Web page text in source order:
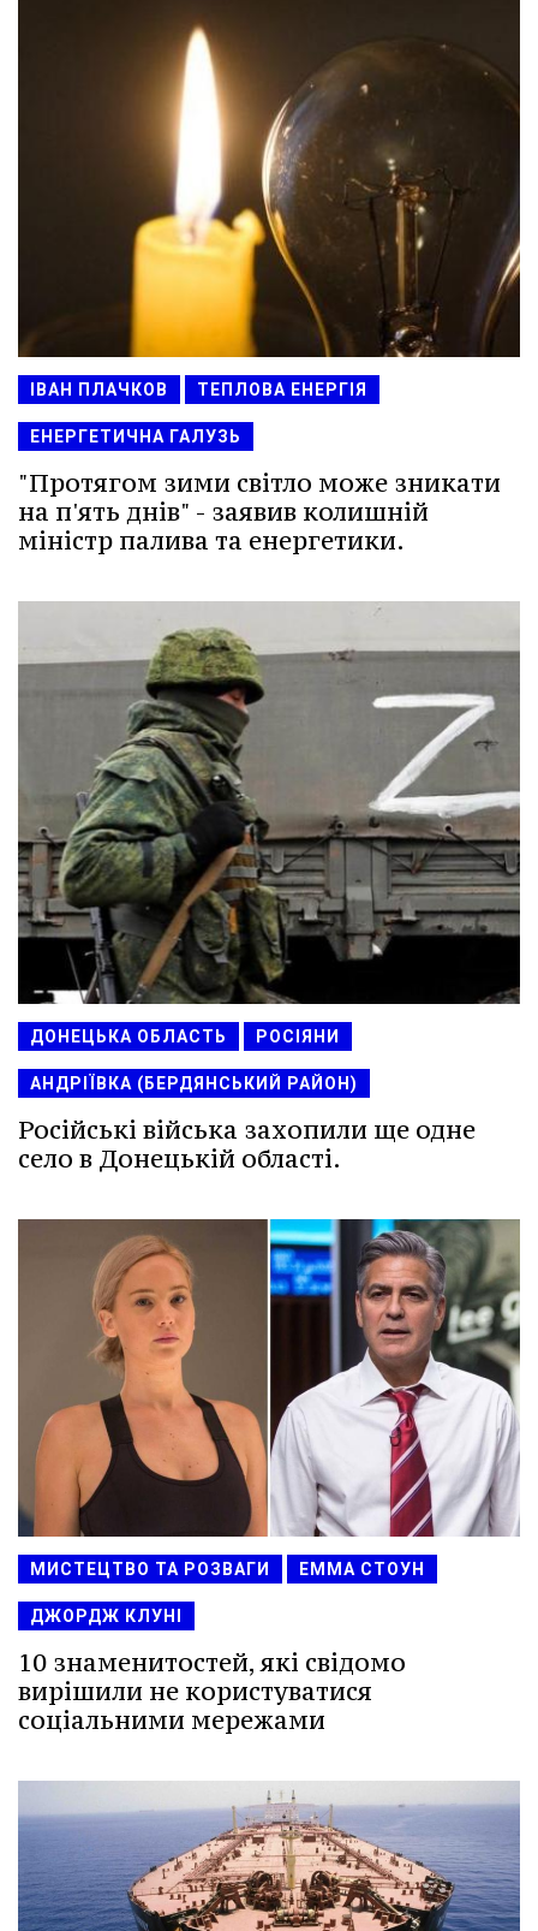
ІВАН ПЛАЧКОВ ТЕПЛОВА ЕНЕРГІЯ
ЕНЕРГЕТИЧНА ГАЛУЗЬ
"Протягом зими світло може зникати
на п'ять днів" - заявив колишній
міністр палива та енергетики.
ДОНЕЦЬКА ОБЛАСТЬ РОСІЯНИ
АНДРІЇВКА (БЕРДЯНСЬКИЙ РАЙОН)
Російські війська захопили ще одне
село в Донецькій області.
МИСТЕЦТВО ТА РОЗВАГИ ЕММА СТОУН
ДЖОРДЖ КЛУНІ
10 знаменитостей, які свідомо
вирішили не користуватися
соціальними мережами